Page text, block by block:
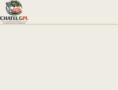
Aller
au